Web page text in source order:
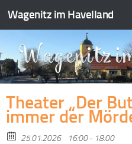
Zum Inhalt springen
Wagenitz im Havelland
Theater „Der
immer der
25.01.2026
16:00 - 18:00